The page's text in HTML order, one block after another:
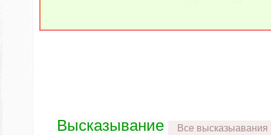
Высказывание Все высказыавания